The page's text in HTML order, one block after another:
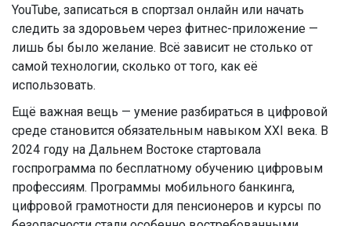
YouTube, записаться в спортзал онлайн или начать
следить за здоровьем через фитнес-приложение —
лишь бы было желание. Всё зависит не столько от
самой технологии, сколько от того, как её
использовать.
Ещё важная вещь — умение разбираться в цифровой
среде становится обязательным навыком XXI века. В
2024 году на Дальнем Востоке стартовала
госпрограмма по бесплатному обучению цифровым
профессиям. Программы мобильного банкинга,
цифровой грамотности для пенсионеров и курсы по